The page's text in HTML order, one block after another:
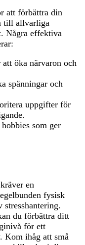
att förbättra din
till allvarliga
Några effektiva
öka närvaron och
spänningar och
uppgifter för
som ger
en
fysisk
du förbättra ditt
för ett
Kom ihåg att små